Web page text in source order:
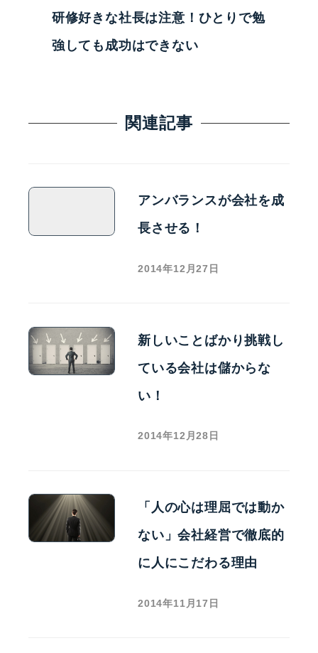
研修好きな社長は注意！ひとりで勉
強しても成功はできない
関連記事
アンバランスが会社を成
長させる！
2014年12月27日
新しいことばかり挑戦し
ている会社は儲からな
い！
2014年12月28日
「人の心は理屈では動か
ない」会社経営で徹底的
に人にこだわる理由
2014年11月17日